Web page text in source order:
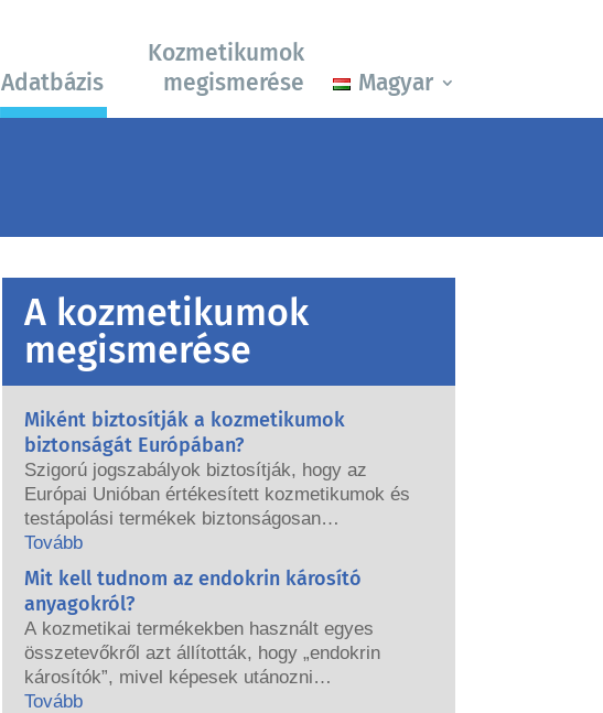
Adatbázis
Kozmetikumok
megismerése
Magyar
A kozmetikumok
megismerése
Miként biztosítják a kozmetikumok
biztonságát Európában?
Szigorú jogszabályok biztosítják, hogy az
Európai Unióban értékesített kozmetikumok és
testápolási termékek biztonságosan
használhatók legyenek. A vállalatok, az
országos és az európai szabályozó hatóságok
közösen felelősek a kozmetikai termékek
biztonságának megőrzéséért.
Tovább
Mit kell tudnom az endokrin károsító
anyagokról?
A kozmetikai termékekben használt egyes
összetevőkről azt állították, hogy „endokrin
károsítók”, mivel képesek utánozni
hormonjaink bizonyos tulajdonságait. Csak
Tovább